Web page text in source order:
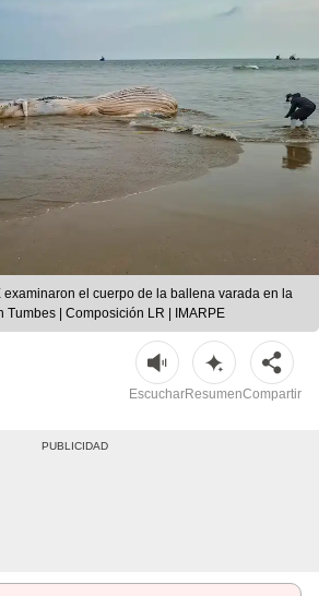
examinaron el cuerpo de la ballena varada en la
Tumbes | Composición LR | IMARPE
EscucharResumenCompartir